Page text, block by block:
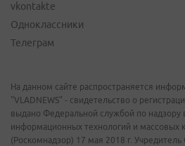
vkontakte
Одноклассники
Телеграм
На данном сайте распространяется
"VLADNEWS" - свидетельство о
выдано Федеральной службой по надзору
информационных технологий и массовых
(Роскомнадзор) 17 мая 2018 г.